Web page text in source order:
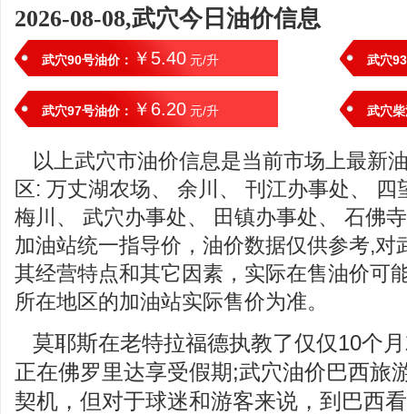
2026-08-08,武穴今日油价信息
武穴90号油价： ￥5.40 元/升 武穴
武穴97号油价： ￥6.20 元/升 武穴
以上武穴市油价信息是当前市场上最新
区: 万丈湖农场、 余川、 刊江办事处、 四
梅川、 武穴办事处、 田镇办事处、 石佛
加油站统一指导价，油价数据仅供参考,对
其经营特点和其它因素，实际在售油价可
所在地区的加油站实际售价为准。
莫耶斯在老特拉福德执教了仅仅10个
正在佛罗里达享受假期;武穴油价巴西旅
契机，但对于球迷和游客来说，到巴西